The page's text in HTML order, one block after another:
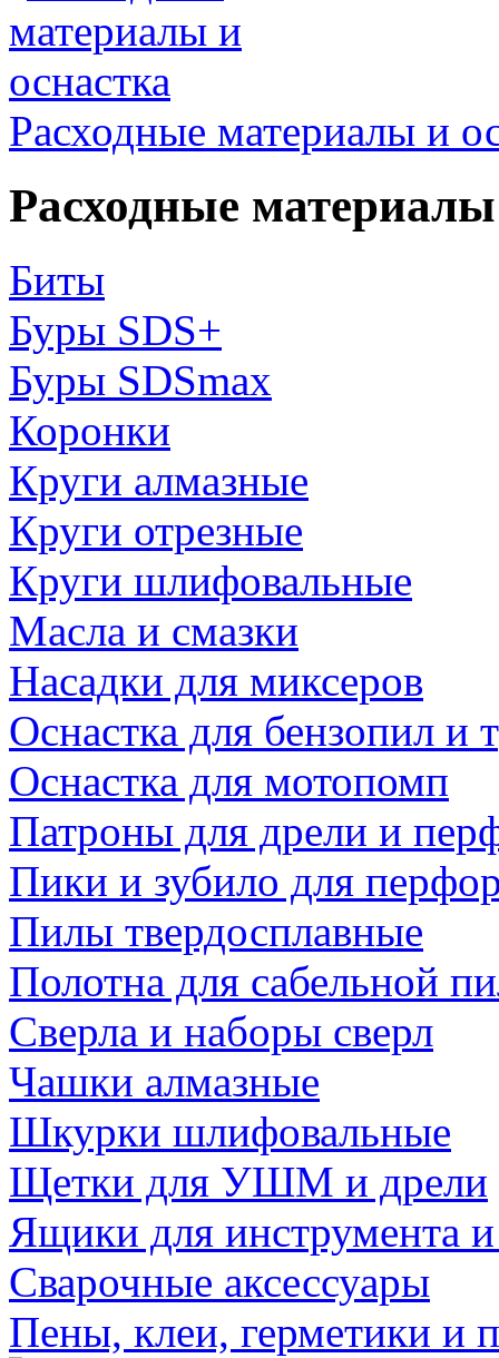
Расходные материалы и
Расходные
Биты
Буры SDS+
Буры SDSmax
Коронки
Круги алмазные
Круги отрезные
Круги шлифовальные
Масла и смазки
Насадки для миксеров
Оснастка для бензопил и
Оснастка для мотопомп
Патроны для дрели и
Пики и зубило для
Пилы твердосплавные
Полотна для сабельной
Сверла и наборы сверл
Чашки алмазные
Шкурки шлифовальные
Щетки для УШМ и дрели
Ящики для инструмента
Сварочные аксессуары
Пены, клеи, герметики и